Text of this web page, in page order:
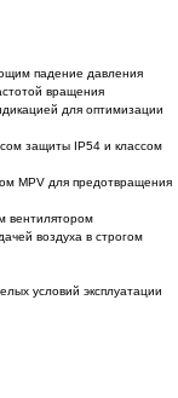
падение давления
вращения
для оптимизации
защиты IP54 и классом
MPV для предотвращения
вентилятором
воздуха в строгом
условий эксплуатации